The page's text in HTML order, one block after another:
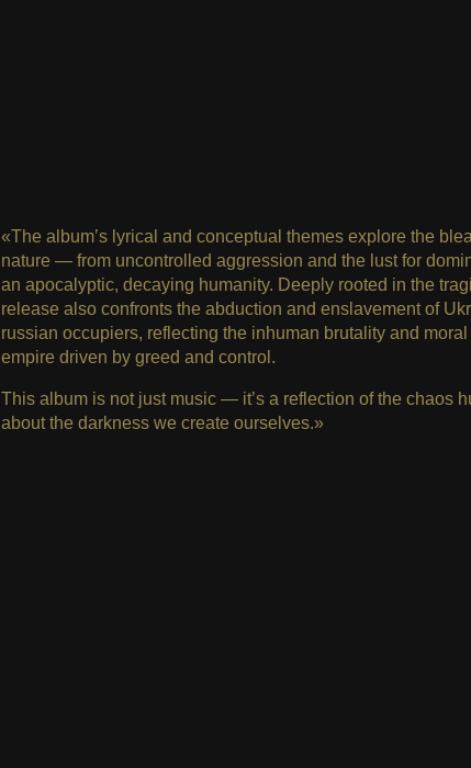
«The album’s lyrical and conceptual themes explore the
nature — from uncontrolled aggression and the lust for
an apocalyptic, decaying humanity. Deeply rooted in the
release also confronts the abduction and enslavement of
russian occupiers, reflecting the inhuman brutality and
empire driven by greed and control.
This album is not just music — it’s a reflection of the chaos
about the darkness we create ourselves.»